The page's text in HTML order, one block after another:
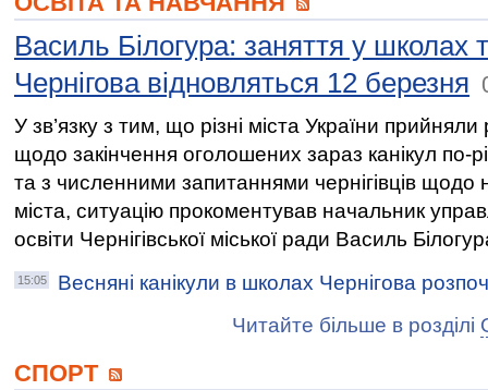
Василь Білогура: заняття у школах
Чернігова відновляться 12 березня
У зв’язку з тим, що різні міста України прийняли
щодо закінчення оголошених зараз канікул по-
та з численними запитаннями чернігівців щодо
міста, ситуацію прокоментував начальник
освіти Чернігівської міської ради Василь
15:05
Весняні канікули в школах Чернігова
Читайте більше в розділі
СПОРТ